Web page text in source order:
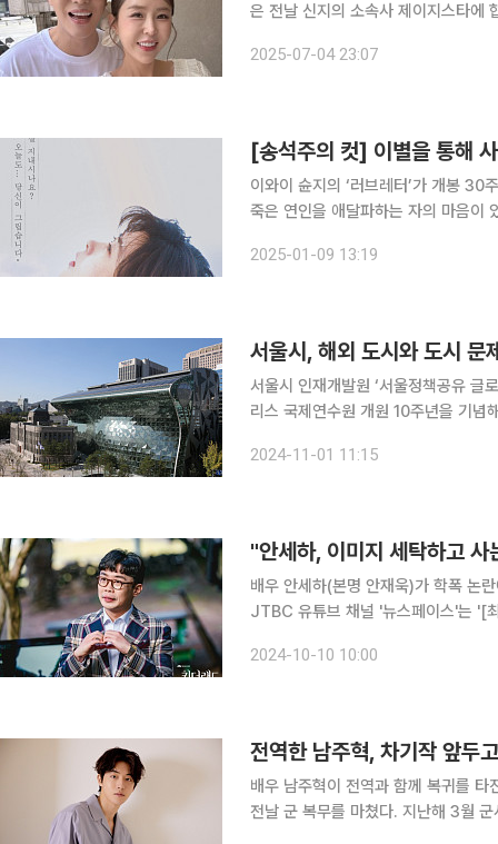
은 전날 신지의 소속사 제이지스타에
문원은 이혼한 과거가 있으며 딸은 전
2025-07-04 23:07
[송석주의 컷] 이별을 통해
이와이 슌지의 ‘러브레터’가 개봉 30
죽은 연인을 애달파하는 자의 마음이
은 이미지로 영화 속에서 생동한다.
2025-01-09 13:19
서울시, 해외 도시와 도시 문
서울시 인재개발원 ‘서울정책공유 글로벌포럼’ 개최 서울시가 1일 서울
리스 국제연수원 개원 10주년을 기념해
고, 서울이 국제연수를 통해 해외도시
2024-11-01 11:15
"안세하, 이미지 세탁하고
배우 안세하(본명 안재욱)가 학폭 논란
JTBC 유튜브 채널 '뉴스페이스'는 '[
제보한 이들의 피해 장소와 시기 등은
2024-10-10 10:00
전역한 남주혁, 차기작 앞두
배우 남주혁이 전역과 함께 복귀를 타진하고 있다. 20일 소속사 매니지먼
전날 군 복무를 마쳤다. 지난해 3월 군사경